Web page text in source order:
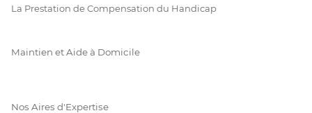
La Prestation de Compensation du Handicap
Maintien et Aide à Domicile
Nos Aires d'Expertise